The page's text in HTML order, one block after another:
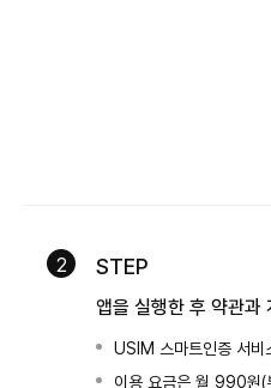
2 STEP
앱을 실행한 후 약관과
USIM 스마트인증 서비
이용 요금은 월 990원(